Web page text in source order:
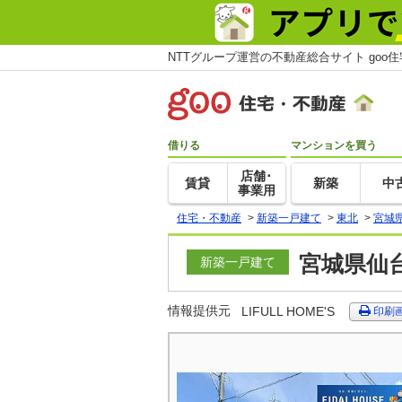
NTTグループ運営の不動産総合サイト goo
借りる
賃貸
店舗･
事業用
マンションを買う
新築 中
住宅・不動産 > 新築一戸建て > 東北 > 宮城
新築一戸建て 宮城県仙
情報提供元 LIFULL HOME'S 印刷